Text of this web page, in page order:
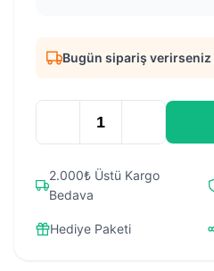
Bugün sipariş verirseniz
2.000₺ Üstü Kargo
Bedava
Hediye Paketi